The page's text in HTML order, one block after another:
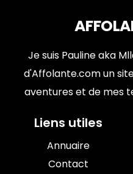
Je suis Pauline aka
d'Affolante.com un
aventures et de mes
Liens utiles
Annuaire
Contact